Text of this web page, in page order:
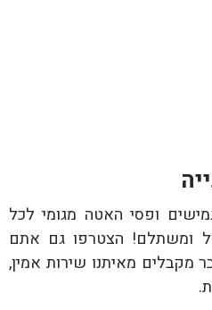
ופסי האטה מגומי לכל
ומשתלם! הצטרפו גם אתם
מקבלים מאיתנו שירות אמין,